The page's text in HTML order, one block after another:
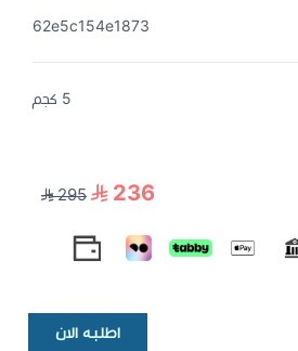
62e5c154e1873
5 كجم
236
295
اطلبه الان